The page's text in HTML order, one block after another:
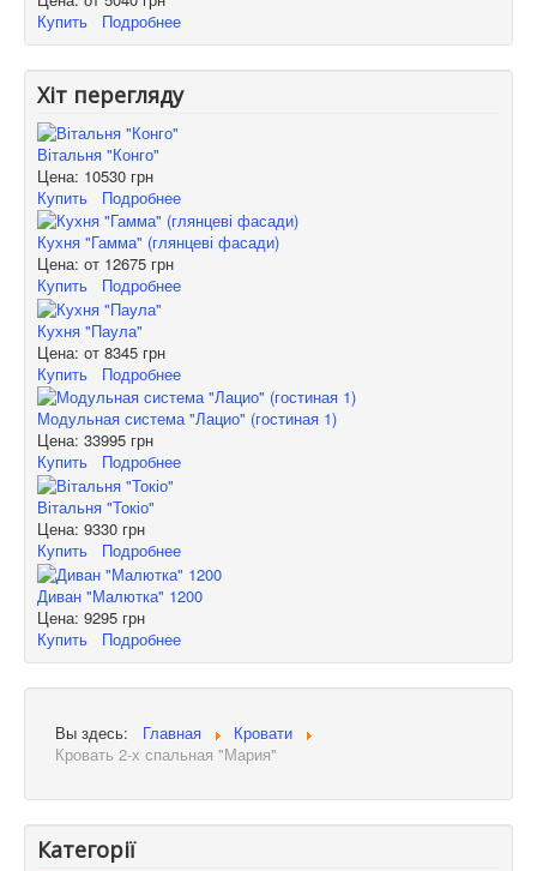
Купить
Подробнее
Хіт перегляду
Вітальня "Конго"
Цена: 10530 грн
Купить
Подробнее
Кухня "Гамма" (глянцеві фасади)
Цена: от 12675 грн
Купить
Подробнее
Кухня "Паула"
Цена: от 8345 грн
Купить
Подробнее
Модульная система "Лацио" (гостиная 1)
Цена: 33995 грн
Купить
Подробнее
Вітальня "Токіо"
Цена: 9330 грн
Купить
Подробнее
Диван "Малютка" 1200
Цена: 9295 грн
Купить
Подробнее
Вы здесь: Главная
Кровати
Кровать 2-х спальная "Мария"
Категорії